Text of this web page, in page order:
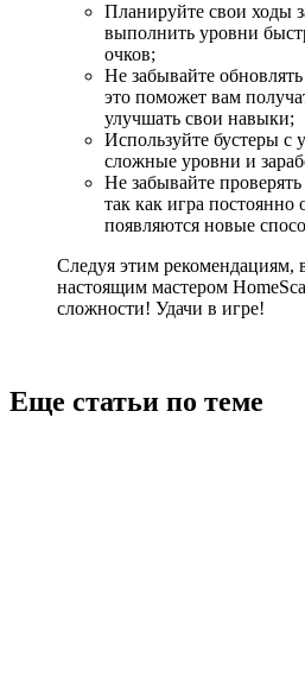
Планируйте свои ходы
выполнить уровни
очков;
Не забывайте
это поможет вам
улучшать свои навыки;
Используйте бустеры с
сложные уровни и
Не забывайте
так как игра постоянно
появляются новые
Следуя этим рекомендациям,
настоящим мастером
сложности! Удачи в игре!
Еще статьи по теме